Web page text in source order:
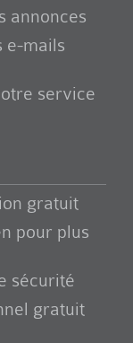
annonces
e-mails
service
gratuit
pour plus
sécurité
gratuit